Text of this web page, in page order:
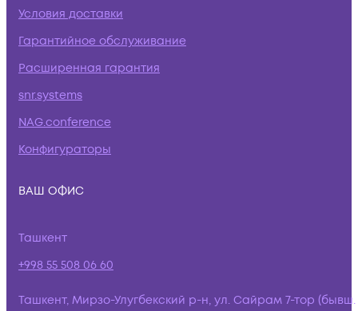
Условия доставки
Гарантийное обслуживание
Расширенная гарантия
snr.systems
NAG.conference
Конфигураторы
ВАШ ОФИС
Ташкент
+998 55 508 06 60
Ташкент, Мирзо-Улугбекский р-н, ул. Сайрам 7-тор (бывш.